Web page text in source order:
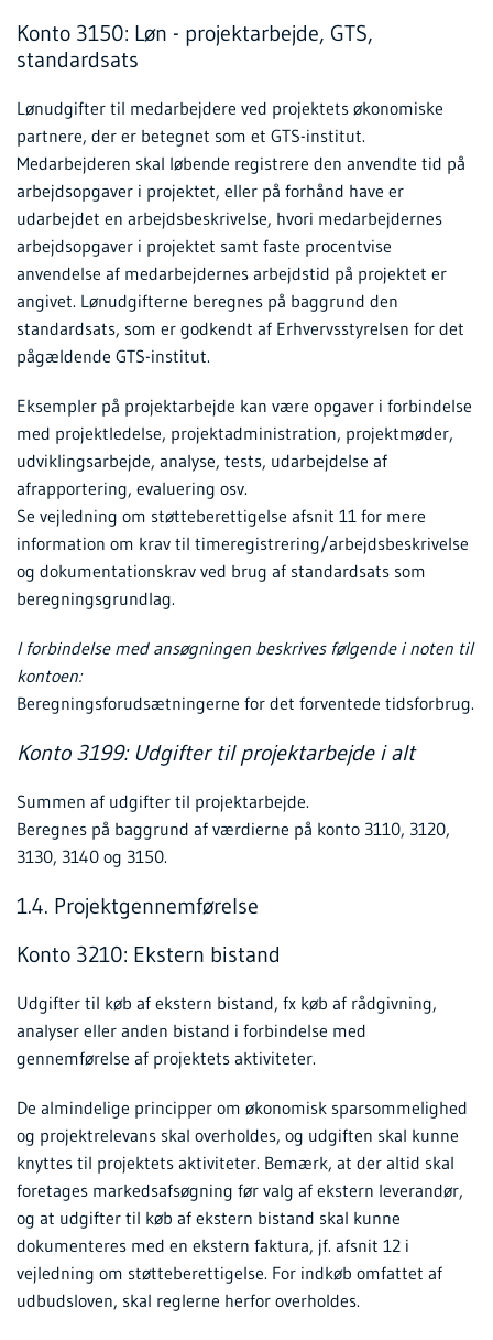
Konto 3150: Løn - projektarbejde, GTS,
standardsats
Lønudgifter til medarbejdere ved projektets økonomiske
partnere, der er betegnet som et GTS-institut.
Medarbejderen skal løbende registrere den anvendte tid på
arbejdsopgaver i projektet, eller på forhånd have er
udarbejdet en arbejdsbeskrivelse, hvori medarbejdernes
arbejdsopgaver i projektet samt faste procentvise
anvendelse af medarbejdernes arbejdstid på projektet er
angivet. Lønudgifterne beregnes på baggrund den
standardsats, som er godkendt af Erhvervsstyrelsen for det
pågældende GTS-institut.
Eksempler på projektarbejde kan være opgaver i forbindelse
med projektledelse, projektadministration, projektmøder,
udviklingsarbejde, analyse, tests, udarbejdelse af
afrapportering, evaluering osv.
Se vejledning om støtteberettigelse afsnit 11 for mere
information om krav til timeregistrering/arbejdsbeskrivelse
og dokumentationskrav ved brug af standardsats som
beregningsgrundlag.
I forbindelse med ansøgningen beskrives følgende i noten til
kontoen:
Beregningsforudsætningerne for det forventede tidsforbrug.
Konto 3199: Udgifter til projektarbejde i alt
Summen af udgifter til projektarbejde.
Beregnes på baggrund af værdierne på konto 3110, 3120,
3130, 3140 og 3150.
1.4. Projektgennemførelse
Konto 3210: Ekstern bistand
Udgifter til køb af ekstern bistand, fx køb af rådgivning,
analyser eller anden bistand i forbindelse med
gennemførelse af projektets aktiviteter.
De almindelige principper om økonomisk sparsommelighed
og projektrelevans skal overholdes, og udgiften skal kunne
knyttes til projektets aktiviteter. Bemærk, at der altid skal
foretages markedsafsøgning før valg af ekstern leverandør,
og at udgifter til køb af ekstern bistand skal kunne
dokumenteres med en ekstern faktura, jf. afsnit 12 i
vejledning om støtteberettigelse. For indkøb omfattet af
udbudsloven, skal reglerne herfor overholdes.